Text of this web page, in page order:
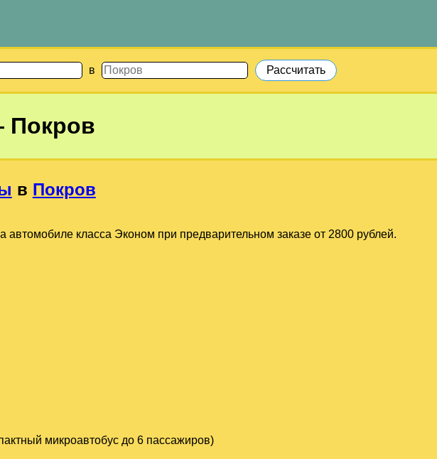
в
Покров
в Покров
автомобиле класса Эконом при предварительном заказе от 2800 рублей.
микроавтобус до 6 пассажиров)